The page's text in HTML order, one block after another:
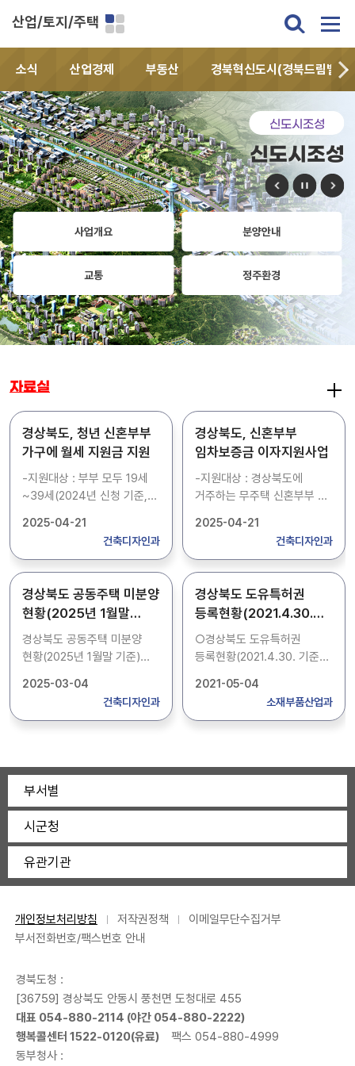
산업/토지/주택
소식 산업경제 부동산 경북혁신도시(경북드림밸리)
신도시조성
신도시조성
사업개요 분양안내
교통 정주환경
자료실
경상북도, 청년 신혼부부
가구에 월세 지원금 지원
-지원대상 : 부부 모두 19세
~39세(2024년 신청 기준,
신청일 기준 혼인신고일 5년
월세 80만원 이하의 주택에
월세로 거주하면서 주민등록
주소를 둔 무주택 신혼부부 -
지원내용 : 청년 신혼부부가
최대 30만원)으로 온라인
신청방법 :
/) -문의 : 건축디자인과
T.054-880-4012
2025-04-21
건축디자인과
경상북도, 신혼부부
임차보증금 이자지원사업
-지원대상 : 경상북도에
거주하는 무주택 신혼부부 -
iM뱅크에서 대출받은 전세
임차보증금 대출 이자 일부
출산(임신)가구 추가 이자
지원 금리 상향(최대 1.0% →
4.0%) 등 -신청방법 :
경상북도 주거복지시스템
/)으로 온라인 신청 -문의 :
건축디자인과 T.054-880-
4012
2025-04-21
건축디자인과
경상북도 공동주택 미분양
현황(2025년 1월말
기준)
경상북도 공동주택 미분양
현황(2025년 1월말 기준)
2025-03-04
건축디자인과
경상북도 도유특허권
등록현황(2021.4.30.
기준)
○경상북도 도유특허권
등록현황(2021.4.30. 기준)
2021-05-04
소재부품산업과
부서별
시군청
유관기관
개인정보처리방침 저작권정책
이메일무단수집거부
부서전화번호/팩스번호 안내
경북도청 :
[36759] 경상북도 안동시 풍천면 도청대로 455
대표 054-880-2114 (야간 054-880-2222)
행복콜센터 1522-0120(유료)
팩스 054-880-4999
동부청사 :